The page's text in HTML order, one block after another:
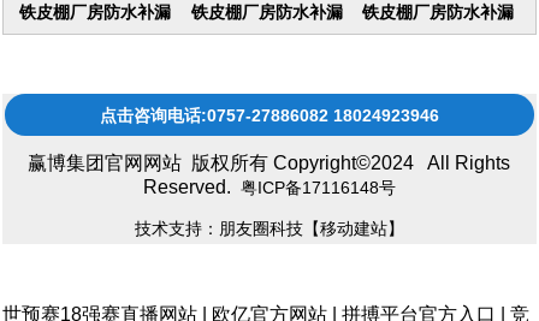
铁皮棚厂房防水补漏
铁皮棚厂房防水补漏
铁皮棚厂房防水补漏
点击咨询电话:0757-27886082 18024923946
赢博集团官网网站 版权所有 Copyright©2024 All Rights
Reserved. 粤ICP备17116148号
技术支持：朋友圈科技【移动建站】
世预赛18强赛直播网站 欧亿官方网站 |拼搏平台官方入口 |竞